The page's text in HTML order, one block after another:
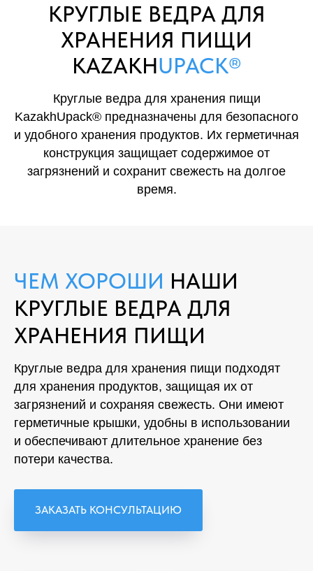
КРУГЛЫЕ ВЕДРА ДЛЯ
ХРАНЕНИЯ ПИЩИ
KAZAKHUPACK®
Круглые ведра для хранения пищи
KazakhUpack® предназначены для безопасного
и удобного хранения продуктов. Их герметичная
конструкция защищает содержимое от
загрязнений и сохранит свежесть на долгое
время.
ЧЕМ ХОРОШИ НАШИ
КРУГЛЫЕ ВЕДРА ДЛЯ
ХРАНЕНИЯ ПИЩИ
Круглые ведра для хранения пищи подходят
для хранения продуктов, защищая их от
загрязнений и сохраняя свежесть. Они имеют
герметичные крышки, удобны в использовании
и обеспечивают длительное хранение без
потери качества.
ЗАКАЗАТЬ КОНСУЛЬТАЦИЮ